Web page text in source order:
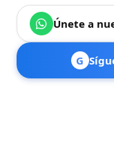
Únete a
G